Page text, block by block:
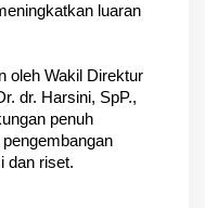
luaran
oleh Wakil Direktur
dr. Harsini, SpP.,
penuh
dan riset.